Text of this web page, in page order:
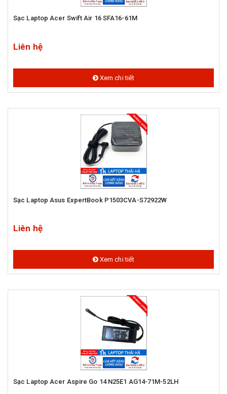
Sạc Laptop Acer Swift Air 16 SFA16-61M
Liên hệ
Xem chi tiết
Sạc Laptop Asus ExpertBook P1503CVA-S72922W
Liên hệ
Xem chi tiết
Sạc Laptop Acer Aspire Go 14 N25E1 AG14-71M-52LH